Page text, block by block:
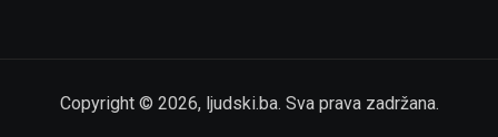
Copyright © 2026, ljudski.ba. Sva prava zadržana.